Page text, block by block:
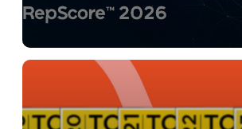
No estudo RepScore™ 2026 da
alcançou o 1.º lugar no setor de